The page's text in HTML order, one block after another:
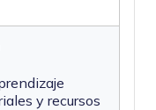
y recursos